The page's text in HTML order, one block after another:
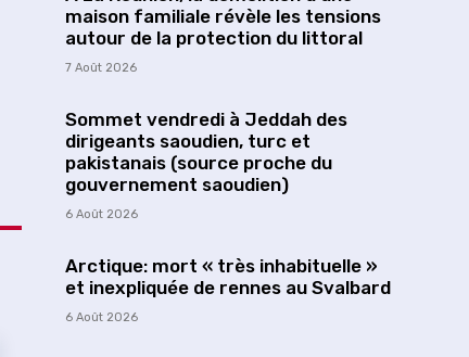
maison familiale révèle les tensions
autour de la protection du littoral
7 Août 2026
Sommet vendredi à Jeddah des
dirigeants saoudien, turc et
pakistanais (source proche du
gouvernement saoudien)
6 Août 2026
Arctique: mort « très inhabituelle »
et inexpliquée de rennes au Svalbard
6 Août 2026